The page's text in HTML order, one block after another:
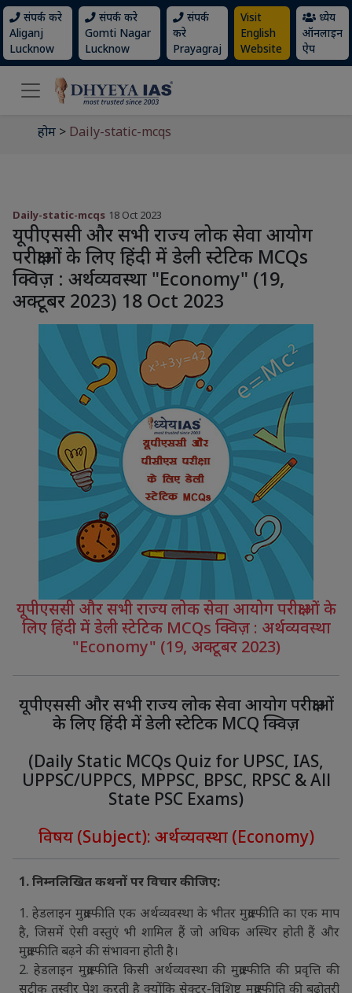
संपर्क करे
Aliganj
Lucknow
संपर्क करे
Gomti Nagar
Lucknow
संपर्क
करे
Prayagraj
Visit
English
Website
ध्येय
ऑनलाइन
ऐप
होम > Daily-static-mcqs
Daily-static-mcqs 18 Oct 2023
यूपीएससी और सभी राज्य लोक सेवा आयोग
परीक्षाओं के लिए हिंदी में डेली स्टेटिक MCQs
क्विज़ : अर्थव्यवस्था "Economy" (19,
अक्टूबर 2023) 18 Oct 2023
यूपीएससी और सभी राज्य लोक सेवा आयोग परीक्षाओं के
लिए हिंदी में डेली स्टेटिक MCQs क्विज़ : अर्थव्यवस्था
"Economy" (19, अक्टूबर 2023)
यूपीएससी और सभी राज्य लोक सेवा आयोग परीक्षाओं
के लिए हिंदी में डेली स्टेटिक MCQ क्विज़
(Daily Static MCQs Quiz for UPSC, IAS,
UPPSC/UPPCS, MPPSC, BPSC, RPSC & All
State PSC Exams)
विषय (Subject): अर्थव्यवस्था (Economy)
1. निम्नलिखित कथनों पर विचार कीजिए:
1. हेडलाइन मुद्रास्फीति एक अर्थव्यवस्था के भीतर मुद्रास्फीति का एक माप
है, जिसमें ऐसी वस्तुएं भी शामिल हैं जो अधिक अस्थिर होती हैं और
मुद्रास्फीति बढ़ने की संभावना होती है।
2. हेडलाइन मुद्रास्फीति किसी अर्थव्यवस्था की मुद्रास्फीति की प्रवृत्ति की
सटीक तस्वीर पेश करती है क्योंकि सेक्टर-विशिष्ट मुद्रास्फीति की बढ़ोतरी